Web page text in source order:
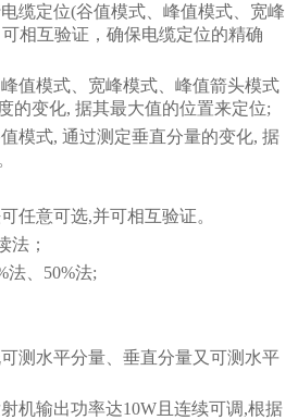
缆定位(谷值模式、峰值模式、宽峰
相互验证，确保电缆定位的精确
值模式、宽峰模式、峰值箭头模式
的变化, 据其最大值的位置来定位;
模式, 通过测定垂直分量的变化, 据
任意可选,并可相互验证。
法；
法、50%法;
测水平分量、垂直分量又可测水平
机输出功率达10W且连续可调,根据